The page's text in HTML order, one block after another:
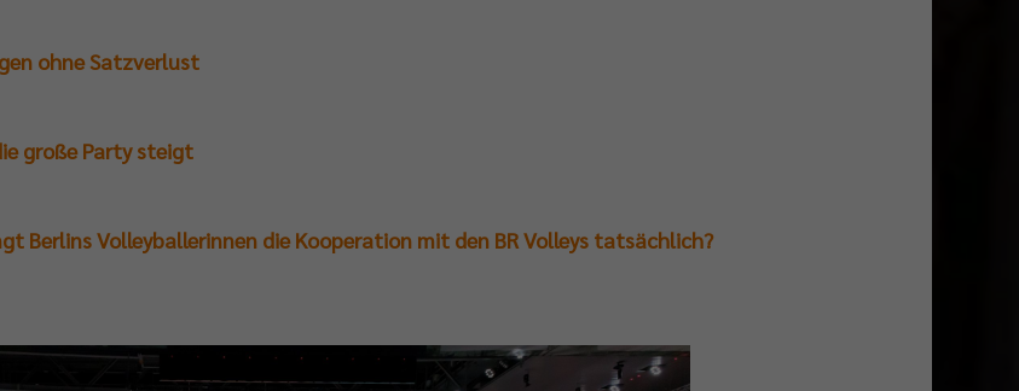
ohne Satzverlust
große Party steigt
Berlins Volleyballerinnen die Kooperation mit den BR Volleys tatsächlich?